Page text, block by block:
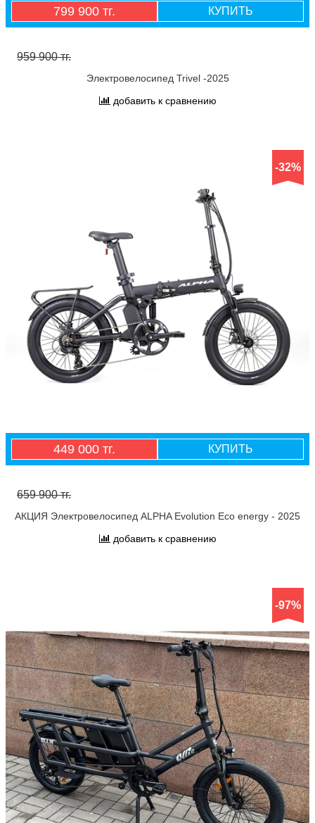
799 900 тг. КУПИТЬ
959 900 тг.
Электровелосипед Trivel -2025
добавить к сравнению
-32%
449 000 тг. КУПИТЬ
659 900 тг.
АКЦИЯ Электровелосипед ALPHA Evolution Eco energy - 2025
добавить к сравнению
-97%